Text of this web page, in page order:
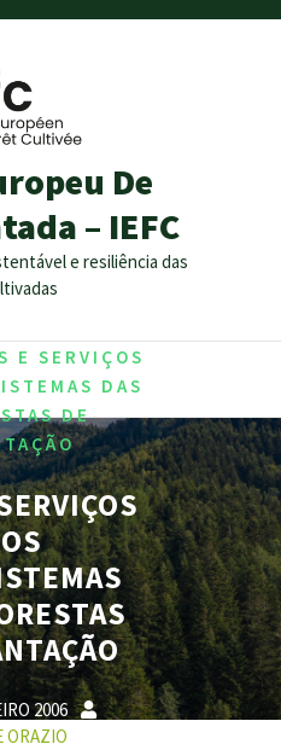
De
– IEFC
e resiliência das
E SERVIÇOS
DAS
DE
2006
ORAZIO